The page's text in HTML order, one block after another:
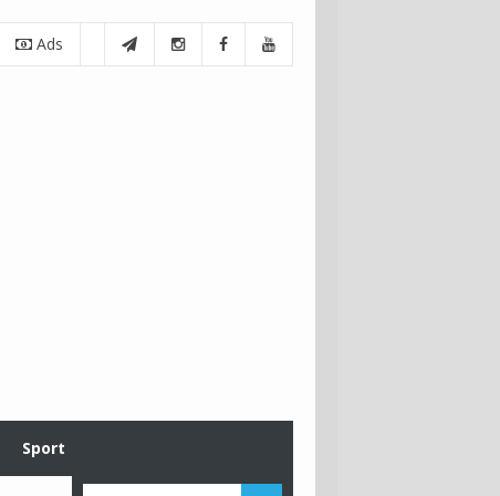
Ads
Sport